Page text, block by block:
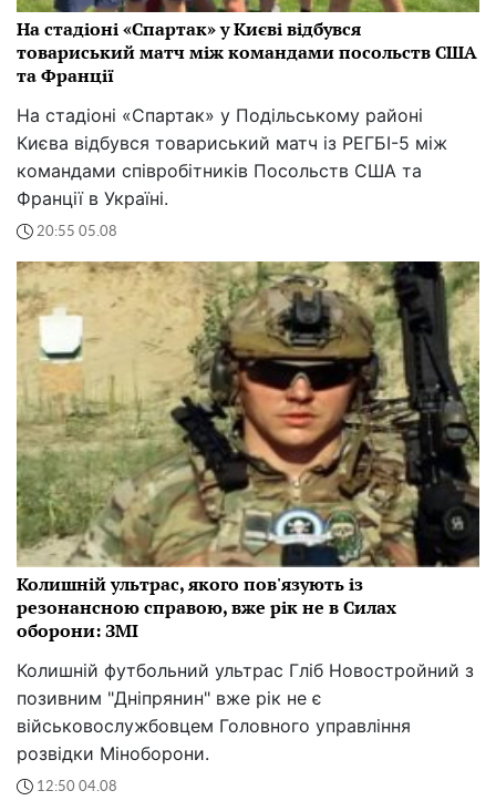
На стадіоні «Спартак» у Києві відбувся
товариський матч між командами посольств США
та Франції
На стадіоні «Спартак» у Подільському районі
Києва відбувся товариський матч із РЕГБІ-5 між
командами співробітників Посольств США та
Франції в Україні.
20:55 05.08
Колишній ультрас, якого пов'язують із
резонансною справою, вже рік не в Силах
оборони: ЗМІ
Колишній футбольний ультрас Гліб Новостройний з
позивним "Дніпрянин" вже рік не є
військовослужбовцем Головного управління
розвідки Міноборони.
12:50 04.08